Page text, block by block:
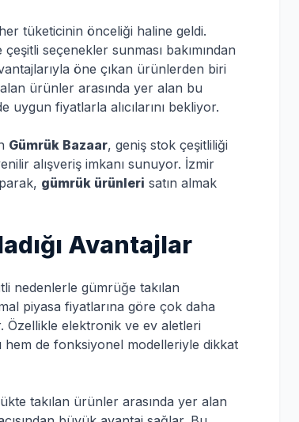
tüketicinin önceliği haline geldi.
seçenekler sunması bakımından
öne çıkan ürünlerden biri
ürünler arasında yer alan bu
uygun fiyatlarla alıcılarını bekliyor.
Gümrük Bazaar, geniş stok çeşitliliği
alışveriş imkanı sunuyor. İzmir
gümrük ürünleri satın almak
Avantajlar
nedenlerle gümrüğe takılan
piyasa fiyatlarına göre çok daha
Özellikle elektronik ve ev aletleri
hem de fonksiyonel modelleriyle dikkat
takılan ürünler arasında yer alan